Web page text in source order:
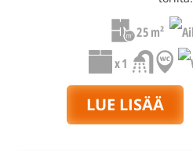
25 m²
x 1
LUE LISÄÄ